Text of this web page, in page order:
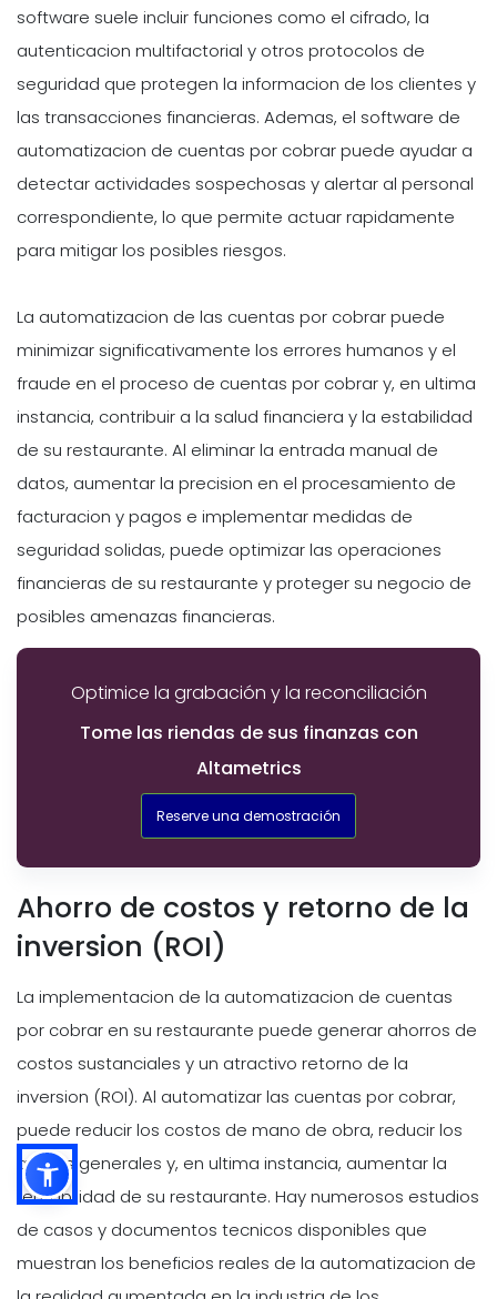
software suele incluir funciones como el cifrado, la
autenticacion multifactorial y otros protocolos de
seguridad que protegen la informacion de los clientes y
las transacciones financieras. Ademas, el software de
automatizacion de cuentas por cobrar puede ayudar a
detectar actividades sospechosas y alertar al personal
correspondiente, lo que permite actuar rapidamente
para mitigar los posibles riesgos.
La automatizacion de las cuentas por cobrar puede
minimizar significativamente los errores humanos y el
fraude en el proceso de cuentas por cobrar y, en ultima
instancia, contribuir a la salud financiera y la estabilidad
de su restaurante. Al eliminar la entrada manual de
datos, aumentar la precision en el procesamiento de
facturacion y pagos e implementar medidas de
seguridad solidas, puede optimizar las operaciones
financieras de su restaurante y proteger su negocio de
posibles amenazas financieras.
Optimice la grabación y la reconciliación
Tome las riendas de sus finanzas con
Altametrics
Reserve una demostración
Ahorro de costos y retorno de la
inversion (ROI)
La implementacion de la automatizacion de cuentas
por cobrar en su restaurante puede generar ahorros de
costos sustanciales y un atractivo retorno de la
inversion (ROI). Al automatizar las cuentas por cobrar,
puede reducir los costos de mano de obra, reducir los
gastos generales y, en ultima instancia, aumentar la
rentabilidad de su restaurante. Hay numerosos estudios
de casos y documentos tecnicos disponibles que
muestran los beneficios reales de la automatizacion de